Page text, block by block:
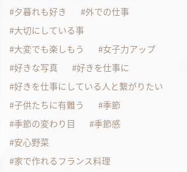
夕暮れも好き
外での仕事
大切にしている事
大変でも楽しもう
女子力アップ
好きな写真
好きを仕事に
好きを仕事にしている人と繋がりたい
子供たちに有難う
季節
季節の変わり目
季節感
安心野菜
家で作れるフランス料理